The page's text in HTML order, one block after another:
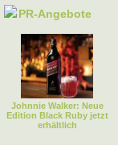
PR-Angebote
Johnnie Walker: Neue
Edition Black Ruby jetzt
erhältlich